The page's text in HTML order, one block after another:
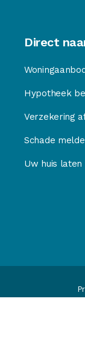
Direct
Hypotheek
Verzekering
Schade
Uw huis